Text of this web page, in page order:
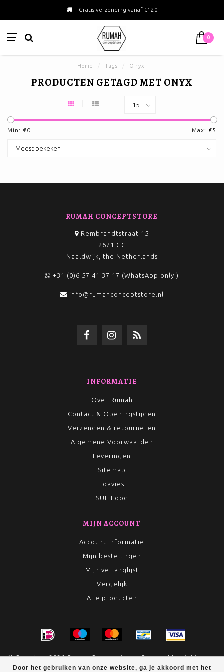
Gratis verzending vanaf €120
0
Home Tags Onyx
PRODUCTEN GETAGD MET ONYX
Min: €0 Max: €5
Door het gebruiken van onze website, ga je akkoord met het
RUMAH CONCEPTSTORE
Rembrandtstraat 15
2671 GC
Naaldwijk, the Netherlands
+31 (0)6 57 41 37 17 (WhatsApp only!)
info@rumahconceptstore.nl
INFORMATIE
Over Rumah
Contact & Openingstijden
Verzenden & retourneren
Algemene Voorwaarden
Leveringen
Sitemap
Loavies
SUE Food
MIJN ACCOUNT
Account informatie
Mijn bestellingen
Mijn verlanglijst
Vergelijk
Alle producten
© Copyright 2026 Rumah Conceptstore - Powered byLightspeed
- Theme by Dyvelopment